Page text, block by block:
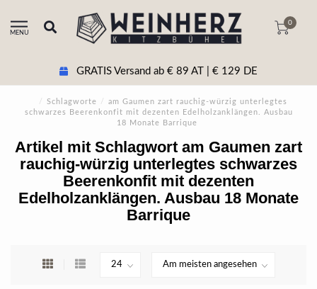
MENU
0
GRATIS Versand ab € 89 AT | € 129 DE
/ Schlagworte /
am Gaumen zart rauchig-würzig unterlegtes
schwarzes Beerenkonfit mit dezenten Edelholzanklängen. Ausbau
18 Monate Barrique
Artikel mit Schlagwort am Gaumen zart
rauchig-würzig unterlegtes schwarzes
Beerenkonfit mit dezenten
Edelholzanklängen. Ausbau 18 Monate
Barrique